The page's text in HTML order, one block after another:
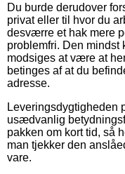
Du burde derudover
privat eller til hvor du
desværre et hak mere
problemfri. Den
modsiges at være at
betinges af at du
adresse.
Leveringsdygtigheden
usædvanlig
pakken om kort tid, så
man tjekker den
vare.